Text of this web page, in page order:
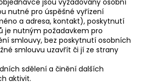
nutné pro úspěšné vyřízení
a adresa, kontakt), poskytnutí
je nutným požadavkem pro
smlouvy, bez poskytnutí osobních
smlouvu uzavřít či jí ze strany
sdělení a činění dalších
aktivit.